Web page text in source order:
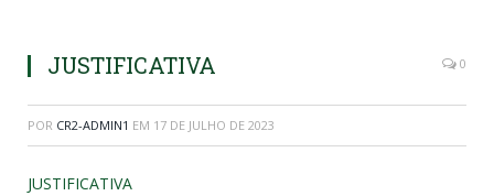
JUSTIFICATIVA 0
POR CR2-ADMIN1 EM 17 DE JULHO DE 2023
JUSTIFICATIVA